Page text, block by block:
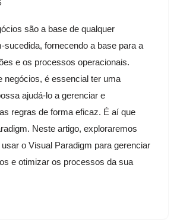
são a base de qualquer
sucedida, fornecendo a base para a
e os processos operacionais.
negócios, é essencial ter uma
ajudá-lo a gerenciar e
regras de forma eficaz. É aí que
Neste artigo, exploraremos
o Visual Paradigm para gerenciar
e otimizar os processos da sua